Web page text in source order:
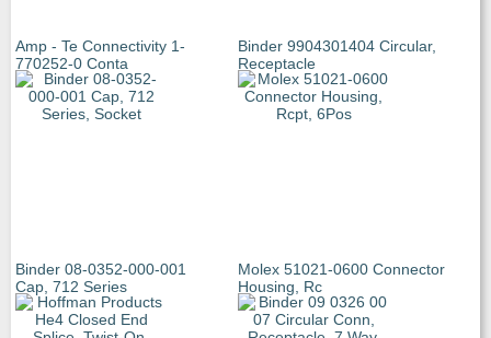
Amp - Te Connectivity 1-
770252-0 Conta
Binder 9904301404 Circular,
Receptacle
Binder 08-0352-000-001
Cap, 712 Series
Molex 51021-0600 Connector
Housing, Rc